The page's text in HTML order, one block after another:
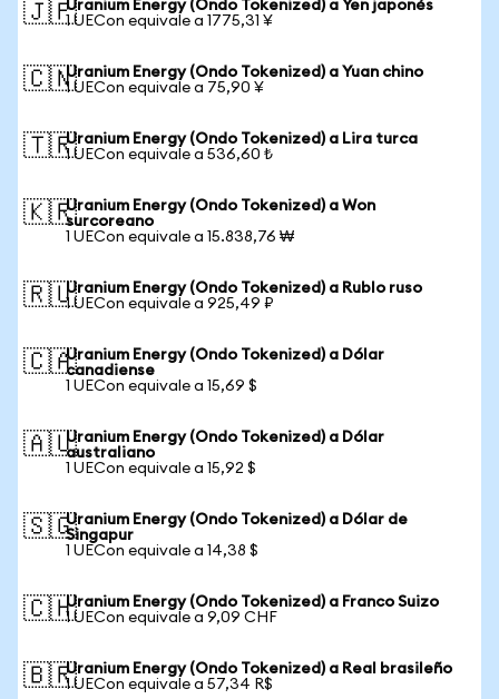
🇯🇵Uranium Energy (Ondo Tokenized) a Yen japonés
1 UECon equivale a 1775,31 ¥
🇨🇳Uranium Energy (Ondo Tokenized) a Yuan chino
1 UECon equivale a 75,90 ¥
🇹🇷Uranium Energy (Ondo Tokenized) a Lira turca
1 UECon equivale a 536,60 ₺
🇰🇷Uranium Energy (Ondo Tokenized) a Won
surcoreano
1 UECon equivale a 15.838,76 ₩
🇷🇺Uranium Energy (Ondo Tokenized) a Rublo ruso
1 UECon equivale a 925,49 ₽
🇨🇦Uranium Energy (Ondo Tokenized) a Dólar
canadiense
1 UECon equivale a 15,69 $
🇦🇺Uranium Energy (Ondo Tokenized) a Dólar
australiano
1 UECon equivale a 15,92 $
🇸🇬Uranium Energy (Ondo Tokenized) a Dólar de
Singapur
1 UECon equivale a 14,38 $
🇨🇭Uranium Energy (Ondo Tokenized) a Franco Suizo
1 UECon equivale a 9,09 CHF
🇧🇷Uranium Energy (Ondo Tokenized) a Real brasileño
1 UECon equivale a 57,34 R$